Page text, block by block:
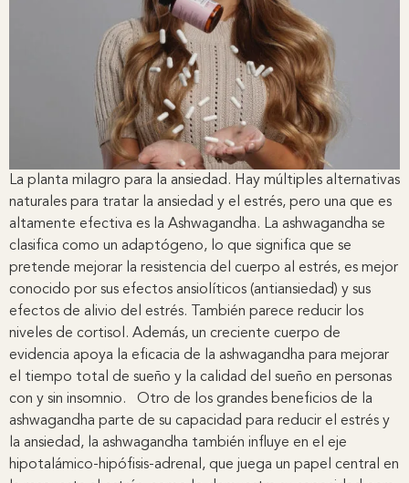
La planta milagro para la ansiedad. Hay múltiples alternativas
naturales para tratar la ansiedad y el estrés, pero una que es
altamente efectiva es la Ashwagandha. La ashwagandha se
clasifica como un adaptógeno, lo que significa que se
pretende mejorar la resistencia del cuerpo al estrés, es mejor
conocido por sus efectos ansiolíticos (antiansiedad) y sus
efectos de alivio del estrés. También parece reducir los
niveles de cortisol. Además, un creciente cuerpo de
evidencia apoya la eficacia de la ashwagandha para mejorar
el tiempo total de sueño y la calidad del sueño en personas
con y sin insomnio. Otro de los grandes beneficios de la
ashwagandha parte de su capacidad para reducir el estrés y
la ansiedad, la ashwagandha también influye en el eje
hipotalámico-hipófisis-adrenal, que juega un papel central en